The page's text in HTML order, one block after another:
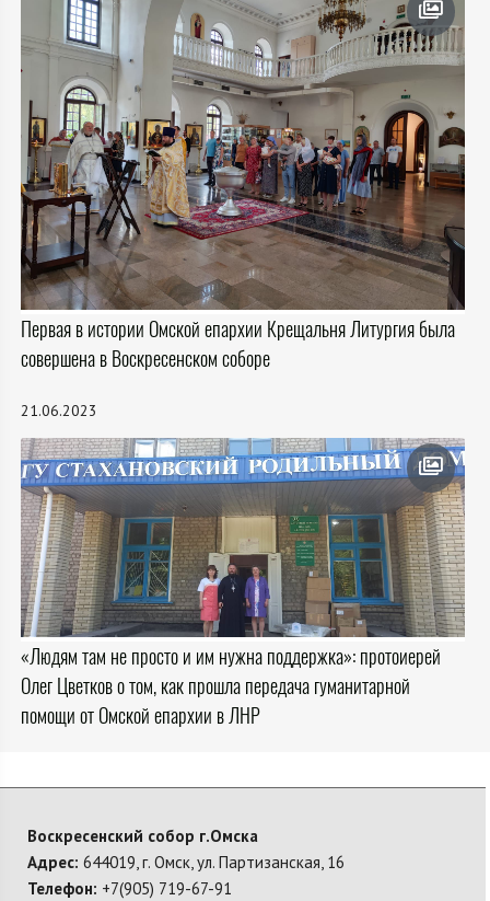
Первая в истории Омской епархии Крещальня Литургия была
совершена в Воскресенском соборе
21.06.2023
«Людям там не просто и им нужна поддержка»: протоиерей
Олег Цветков о том, как прошла передача гуманитарной
помощи от Омской епархии в ЛНР
Воскресенский собор г.Омска
Адрес: 644019, г. Омск, ул. Партизанская, 16
Телефон: +7(905) 719-67-91